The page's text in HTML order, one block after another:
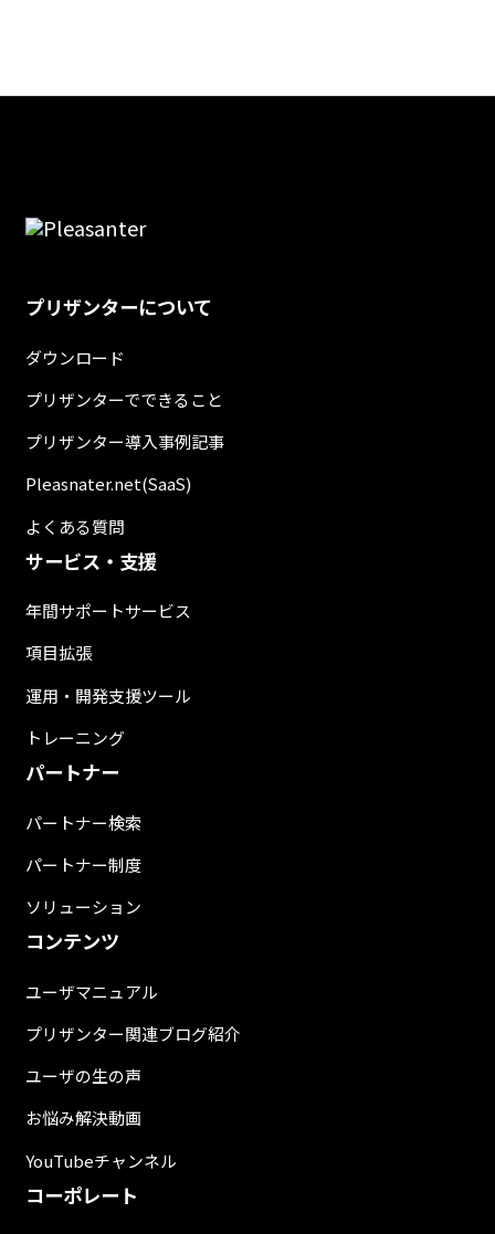
プリザンターについて
ダウンロード
プリザンターでできること
プリザンター導入事例記事
Pleasnater.net(SaaS)
よくある質問
サービス・支援
年間サポートサービス
項目拡張
運用・開発支援ツール
トレーニング
パートナー
パートナー検索
パートナー制度
ソリューション
コンテンツ
ユーザマニュアル
プリザンター関連ブログ紹介
ユーザの生の声
お悩み解決動画
YouTubeチャンネル
コーポレート